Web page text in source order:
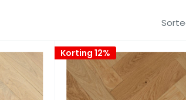
Korting 12%